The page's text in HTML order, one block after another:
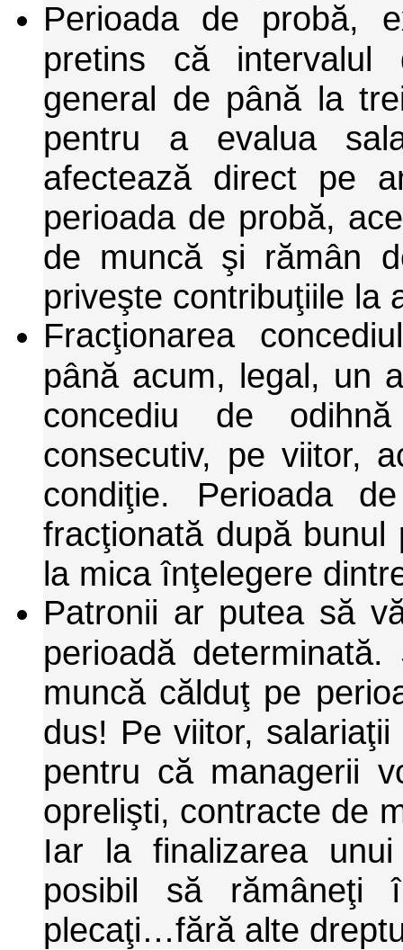
Perioada de probă,
pretins că
general de până la
pentru a evalua
afectează direct pe
perioada de probă,
de muncă şi rămân
priveşte contribuţiile la
Fracţionarea
până acum, legal, un
concediu de
consecutiv, pe viitor,
condiţie. Perioada
fracţionată după bunul
la mica înţelegere
Patronii ar putea să
perioadă
muncă călduţ pe
dus! Pe viitor,
pentru că managerii
oprelişti, contracte de
Iar la finalizarea
posibil să rămâneţi
plecaţi…fără alte